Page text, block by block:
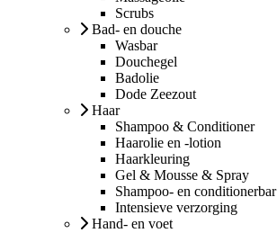
Scrubs
Bad- en douche
Wasbar
Douchegel
Badolie
Dode Zeezout
Haar
Shampoo & Conditioner
Haarolie en -lotion
Haarkleuring
Gel & Mousse & Spray
Shampoo- en conditionerbar
Intensieve verzorging
Hand- en voet